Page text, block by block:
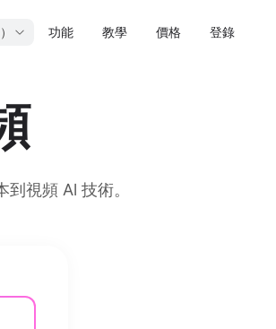
功能 教學 價格 登錄
視頻 Al 技術。